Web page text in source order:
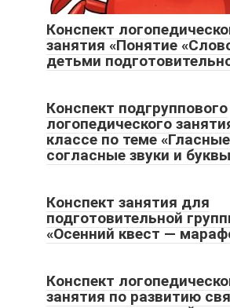
Конспект
занятия «Понятие
детьми
Конспект подгруппового
логопедического
классе по теме
согласные звуки и
Конспект занятия для
подготовительной
«Осенний квест —
Конспект
занятия по развитию